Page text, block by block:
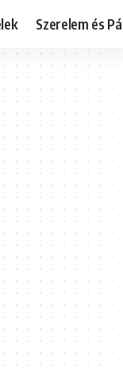
Szerelem és